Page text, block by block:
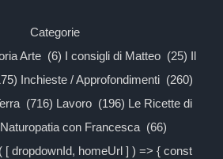
Categorie
Arte (6) I consigli di Matteo (25) Il
Inchieste / Approfondimenti (260)
(716) Lavoro (196) Le Ricette di
con Francesca (66)
[ dropdownId, homeUrl ] ) => { const